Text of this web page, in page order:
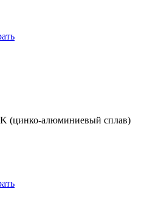
(цинко-алюминиевый сплав)